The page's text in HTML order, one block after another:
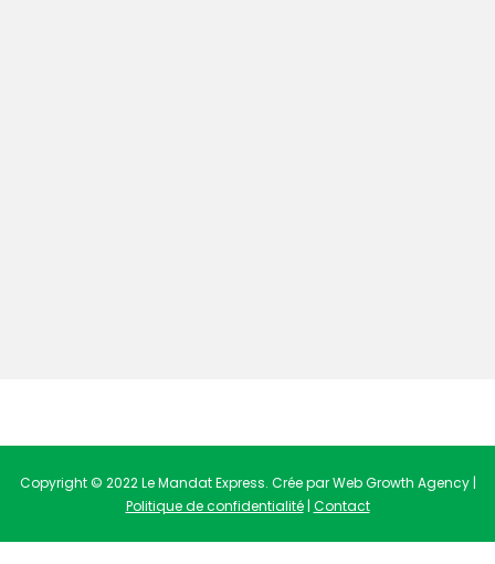
Copyright © 2022 Le Mandat Express. Crée par Web Growth Agency |
Politique de confidentialité| Contact